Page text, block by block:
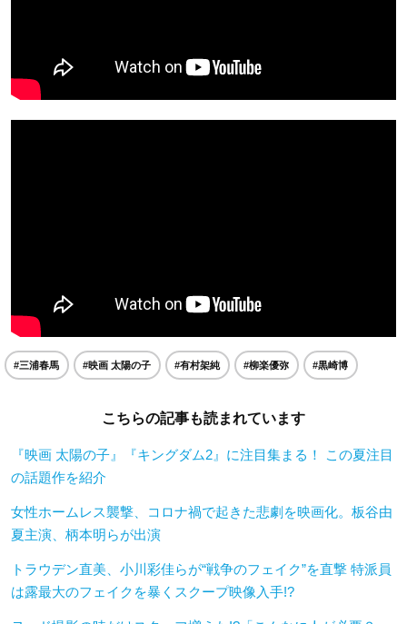
#三浦春馬 #映画 太陽の子 #有村架純 #柳楽優弥 #黒崎博
こちらの記事も読まれています
『映画 太陽の子』『キングダム2』に注目集まる！ この夏注目
の話題作を紹介
女性ホームレス襲撃、コロナ禍で起きた悲劇を映画化。板谷由
夏主演、柄本明らが出演
トラウデン直美、小川彩佳らが“戦争のフェイク”を直撃 特派員
は露最大のフェイクを暴くスクープ映像入手!?